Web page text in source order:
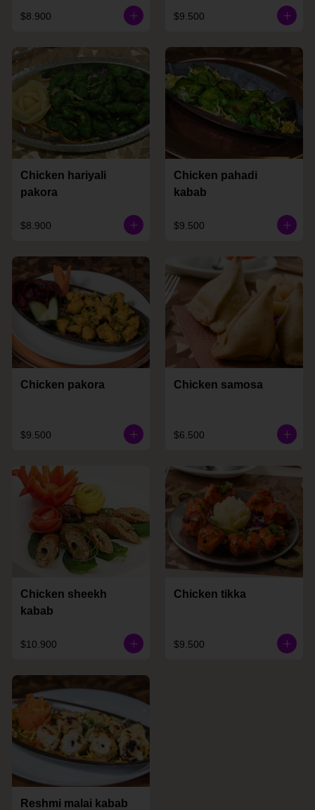
$8.900 $9.500
Chicken hariyali
pakora
$8.900
Chicken pahadi
kabab
$9.500
Chicken pakora
$9.500
Chicken samosa
$6.500
Chicken sheekh
kabab
$10.900
Chicken tikka
$9.500
Reshmi malai kabab